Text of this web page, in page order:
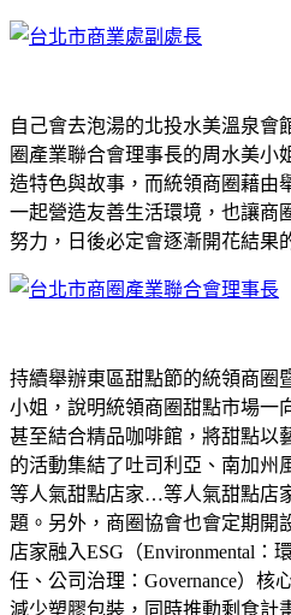
自己會去泡湯的北投水美溫泉會
圈產業聯合會理事長的周水美小
造特色與故事，而統領商圈藉由
一起營造友善生活環境，也讓商
努力，日後必定會逐漸開花結果
持續舉辦東區甜點節的統領商圈
小姐，說明統領商圈甜點市場一
甚至結合精品咖啡館，將甜點以
的活動集結了吐司利亞、南加州
等人氣甜點店家…等人氣甜點店
題。另外，商圈協會也會定期開
店家融入ESG（Environmental：
任、公司治理：Governance）核
減少塑膠包裝，同時推動剩食計